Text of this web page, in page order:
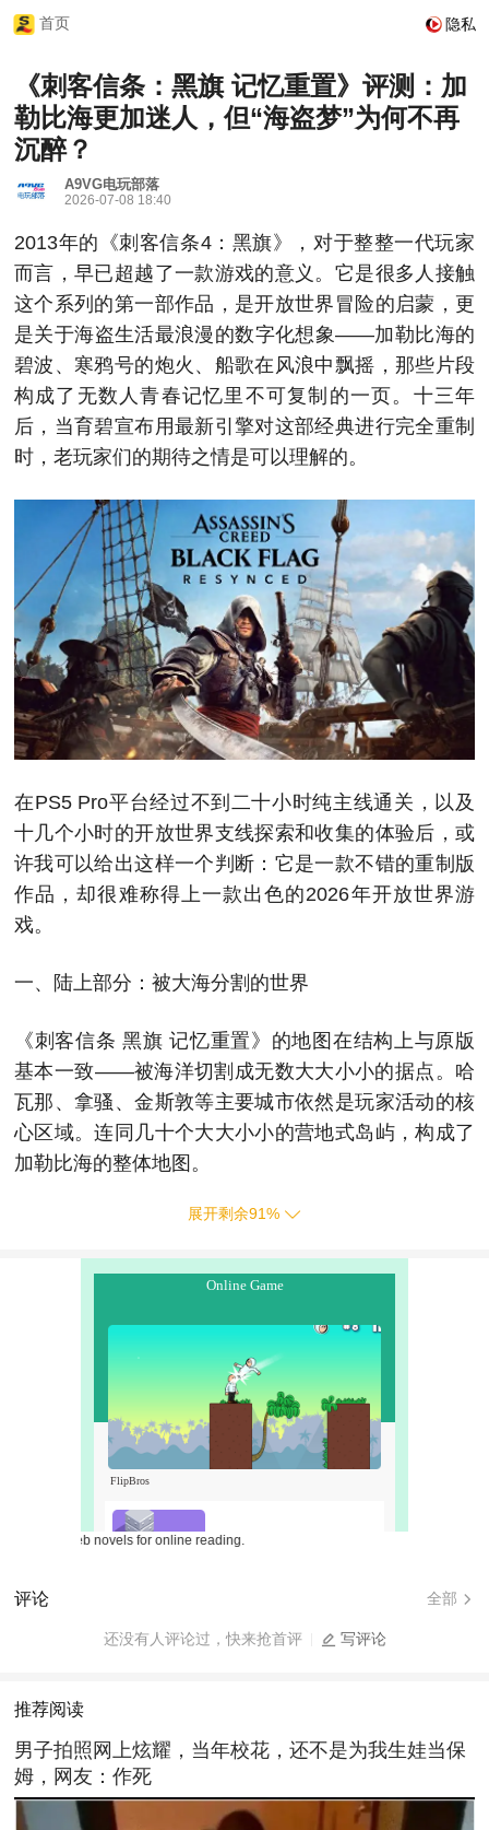
首页 隐私
《刺客信条：黑旗 记忆重置》评测：加
勒比海更加迷人，但“海盗梦”为何不再
沉醉？
A9VG电玩部落
2026-07-08 18:40
2013年的《刺客信条4：黑旗》，对于整整一代玩家
而言，早已超越了一款游戏的意义。它是很多人接触
这个系列的第一部作品，是开放世界冒险的启蒙，更
是关于海盗生活最浪漫的数字化想象——加勒比海的
碧波、寒鸦号的炮火、船歌在风浪中飘摇，那些片段
构成了无数人青春记忆里不可复制的一页。十三年
后，当育碧宣布用最新引擎对这部经典进行完全重制
时，老玩家们的期待之情是可以理解的。
在PS5 Pro平台经过不到二十小时纯主线通关，以及
十几个小时的开放世界支线探索和收集的体验后，或
许我可以给出这样一个判断：它是一款不错的重制版
作品，却很难称得上一款出色的2026年开放世界游
戏。
一、陆上部分：被大海分割的世界
《刺客信条 黑旗 记忆重置》的地图在结构上与原版
基本一致——被海洋切割成无数大大小小的据点。哈
瓦那、拿骚、金斯敦等主要城市依然是玩家活动的核
心区域。连同几十个大大小小的营地式岛屿，构成了
加勒比海的整体地图。
展开剩余91%
novels for online reading.
评论 全部
还没有人评论过，快来抢首评 写评论
推荐阅读
男子拍照网上炫耀，当年校花，还不是为我生娃当保
姆，网友：作死